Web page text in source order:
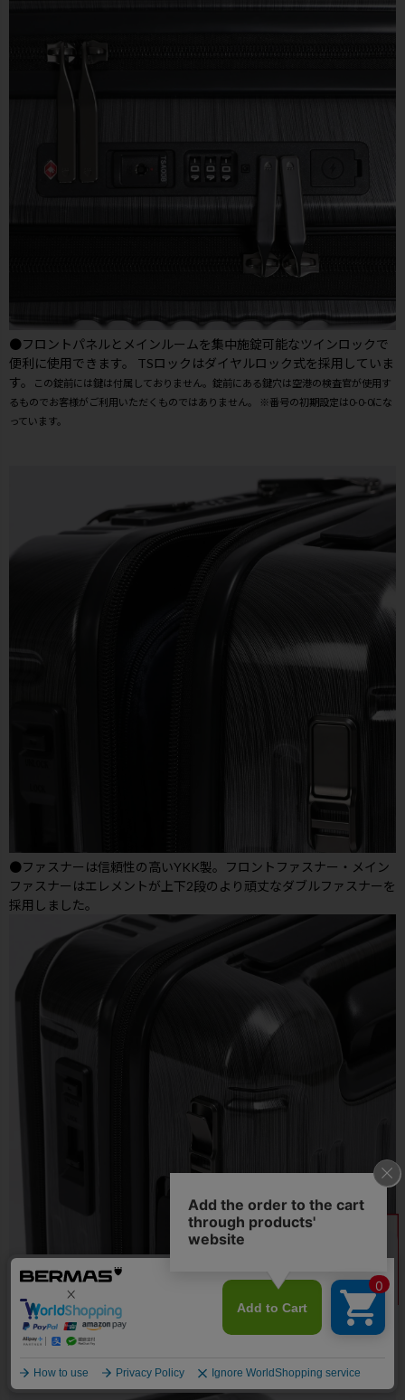
●フロントパネルとメインルームを集中施錠可能なツインロックで
便利に使用できます。 TSロックはダイヤルロック式を採用していま
す。
この錠前には鍵は付属しておりません。錠前にある鍵穴は空港の検査官が使用す
るものでお客様がご利用いただくものではありません。 ※番号の初期設定は0-0-0にな
っています。
●ファスナーは信頼性の高いYKK製。フロントファスナー・メイン
ファスナーはエレメントが上下2段のより頑丈なダブルファスナーを
採用しました。
●サイドにコンビニフックを付属。コンビニ袋などの小さな手荷物
をスーツケースに掛けることが可能です。